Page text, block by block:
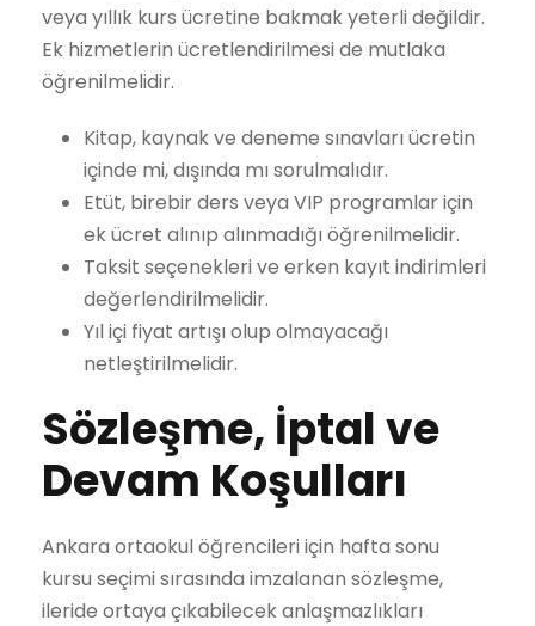
veya yıllık kurs ücretine bakmak yeterli değildir.
Ek hizmetlerin ücretlendirilmesi de mutlaka
öğrenilmelidir.
Kitap, kaynak ve deneme sınavları ücretin
içinde mi, dışında mı sorulmalıdır.
Etüt, birebir ders veya VIP programlar için
ek ücret alınıp alınmadığı öğrenilmelidir.
Taksit seçenekleri ve erken kayıt indirimleri
değerlendirilmelidir.
Yıl içi fiyat artışı olup olmayacağı
netleştirilmelidir.
Sözleşme, İptal ve
Devam Koşulları
Ankara ortaokul öğrencileri için hafta sonu
kursu seçimi sırasında imzalanan sözleşme,
ileride ortaya çıkabilecek anlaşmazlıkları